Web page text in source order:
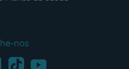
nos
TikTokYoutube